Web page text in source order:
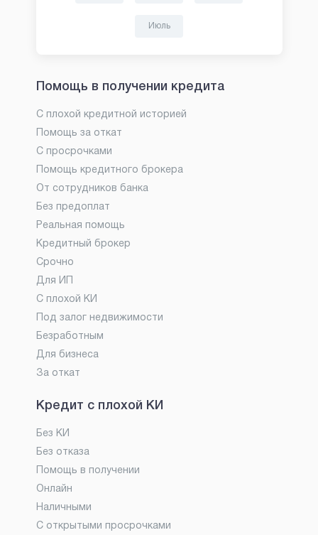
Июль
Помощь в получении кредита
С плохой кредитной историей
Помощь за откат
С просрочками
Помощь кредитного брокера
От сотрудников банка
Без предоплат
Реальная помощь
Кредитный брокер
Срочно
Для ИП
С плохой КИ
Под залог недвижимости
Безработным
Для бизнеса
За откат
Кредит с плохой КИ
Без КИ
Без отказа
Помощь в получении
Онлайн
Наличными
С открытыми просрочками